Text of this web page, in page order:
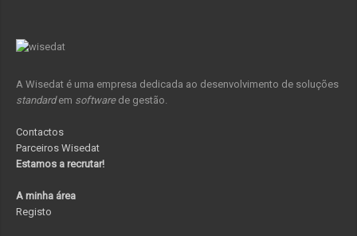
A Wisedat é uma empresa dedicada ao desenvolvimento de soluções
standardem softwarede gestão.
Contactos
Parceiros Wisedat
Estamos a recrutar!
A minha área
Registo